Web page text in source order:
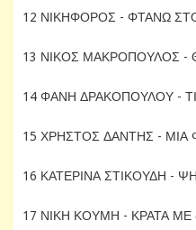
12 ΝΙΚΗΦΟΡΟΣ - ΦΤΑΝΩ
13 ΝΙΚΟΣ ΜΑΚΡΟΠΟΥΛΟΣ -
14 ΦΑΝΗ ΔΡΑΚΟΠΟΥΛΟΥ -
15 ΧΡΗΣΤΟΣ ΔΑΝΤΗΣ - ΜΙΑ
16 ΚΑΤΕΡΙΝΑ ΣΤΙΚΟΥΔΗ -
17 ΝΙΚΗ ΚΟΥΜΗ - ΚΡΑΤΑ ΜΕ